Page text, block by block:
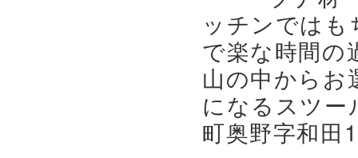
ッチンでは
で楽な時間の
山の中から
になるスツー
町奥野字和